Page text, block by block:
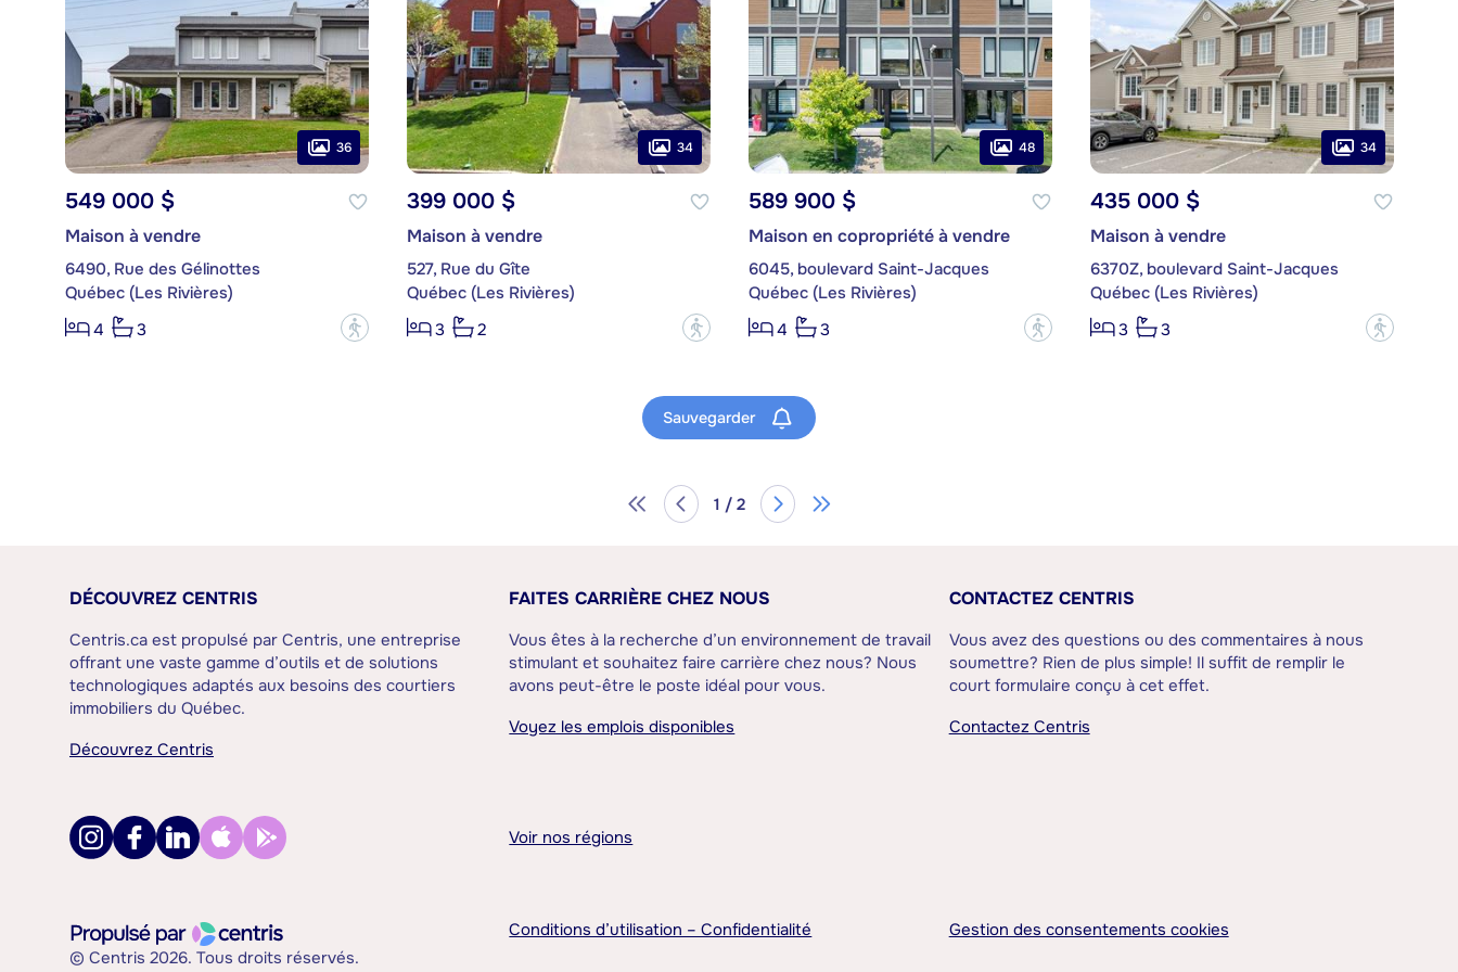
36
549 000 $
Maison à vendre
6490, Rue des Gélinottes
Québec (Les Rivières)
4
3 ?
34
399 000 $
Maison à vendre
527, Rue du Gîte
Québec (Les Rivières)
3
2 ?
48
589 900 $
Maison en copropriété à vendre
6045, boulevard Saint-Jacques
Québec (Les Rivières)
4
3 ?
34
435 000 $
Maison à vendre
6370Z, boulevard Saint-Jacques
Québec (Les Rivières)
3
3 ?
Sauvegarder
1 / 2
DÉCOUVREZ CENTRIS
Centris.ca est propulsé par Centris, une entreprise
offrant une vaste gamme d’outils et de solutions
technologiques adaptés aux besoins des courtiers
immobiliers du Québec.
Découvrez Centris
FAITES CARRIÈRE CHEZ NOUS
Vous êtes à la recherche d’un environnement de travail
stimulant et souhaitez faire carrière chez nous? Nous
avons peut-être le poste idéal pour vous.
Voyez les emplois disponibles
CONTACTEZ CENTRIS
Vous avez des questions ou des commentaires à nous
soumettre? Rien de plus simple! Il suffit de remplir le
court formulaire conçu à cet effet.
Contactez Centris
Voir nos régions
© Centris 2026. Tous droits réservés.
Conditions d’utilisation – Confidentialité Gestion des consentements cookies